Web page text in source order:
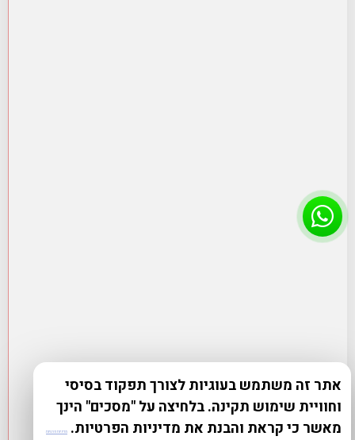
אתר זה משתמש בעוגיות לצורך תפקוד בסיסי
וחוויית שימוש תקינה. בלחיצה על "מסכים" הינך
מאשר כי קראת והבנת את מדיניות הפרטיות. מדיניות פרטיות